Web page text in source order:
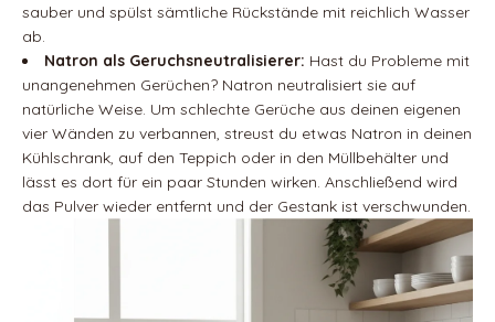
sauber und spülst sämtliche Rückstände mit reichlich Wasser
ab.
Natron als Geruchsneutralisierer: Hast du Probleme mit
unangenehmen Gerüchen? Natron neutralisiert sie auf
natürliche Weise. Um schlechte Gerüche aus deinen eigenen
vier Wänden zu verbannen, streust du etwas Natron in deinen
Kühlschrank, auf den Teppich oder in den Müllbehälter und
lässt es dort für ein paar Stunden wirken. Anschließend wird
das Pulver wieder entfernt und der Gestank ist verschwunden.